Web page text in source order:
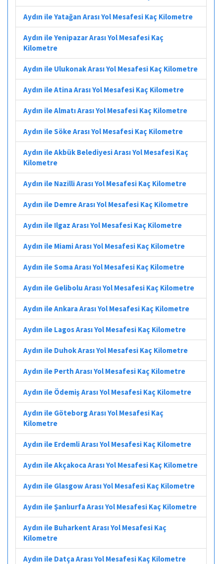
Aydın ile Yatağan Arası Yol Mesafesi Kaç Kilometre
Aydın ile Yenipazar Arası Yol Mesafesi Kaç
Kilometre
Aydın ile Ulukonak Arası Yol Mesafesi Kaç Kilometre
Aydın ile Atina Arası Yol Mesafesi Kaç Kilometre
Aydın ile Almatı Arası Yol Mesafesi Kaç Kilometre
Aydın ile Söke Arası Yol Mesafesi Kaç Kilometre
Aydın ile Akbük Belediyesi Arası Yol Mesafesi Kaç
Kilometre
Aydın ile Nazilli Arası Yol Mesafesi Kaç Kilometre
Aydın ile Demre Arası Yol Mesafesi Kaç Kilometre
Aydın ile Ilgaz Arası Yol Mesafesi Kaç Kilometre
Aydın ile Miami Arası Yol Mesafesi Kaç Kilometre
Aydın ile Soma Arası Yol Mesafesi Kaç Kilometre
Aydın ile Gelibolu Arası Yol Mesafesi Kaç Kilometre
Aydın ile Ankara Arası Yol Mesafesi Kaç Kilometre
Aydın ile Lagos Arası Yol Mesafesi Kaç Kilometre
Aydın ile Duhok Arası Yol Mesafesi Kaç Kilometre
Aydın ile Perth Arası Yol Mesafesi Kaç Kilometre
Aydın ile Ödemiş Arası Yol Mesafesi Kaç Kilometre
Aydın ile Göteborg Arası Yol Mesafesi Kaç
Kilometre
Aydın ile Erdemli Arası Yol Mesafesi Kaç Kilometre
Aydın ile Akçakoca Arası Yol Mesafesi Kaç Kilometre
Aydın ile Glasgow Arası Yol Mesafesi Kaç Kilometre
Aydın ile Şanlıurfa Arası Yol Mesafesi Kaç Kilometre
Aydın ile Buharkent Arası Yol Mesafesi Kaç
Kilometre
Aydın ile Datça Arası Yol Mesafesi Kaç Kilometre